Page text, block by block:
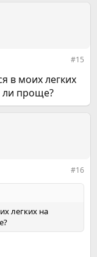
#15
в моих легких
ли проще?
#16
легких на